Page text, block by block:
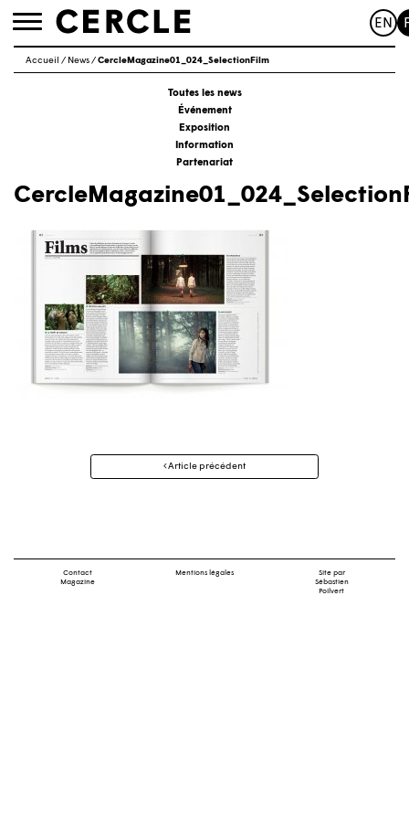
Toggle
EN
Accueil / News/CercleMagazine01_024_SelectionFilm
Toutes les news
Événement
Exposition
Information
Partenariat
Navigation
Article précédent
Contact
Magazine
Mentions légales
Site par
Sébastien
Poilvert